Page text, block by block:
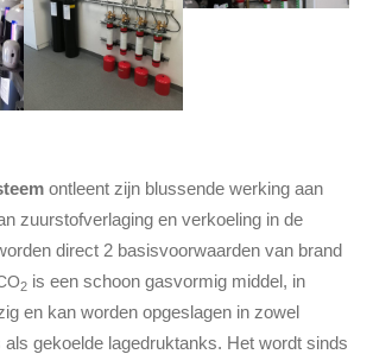
ontleent zijn blussende werking aan
zuurstofverlaging en verkoeling in de
direct 2 basisvoorwaarden van brand
2 is een schoon gasvormig middel, in
en kan worden opgeslagen in zowel
als gekoelde lagedruktanks. Het wordt sinds